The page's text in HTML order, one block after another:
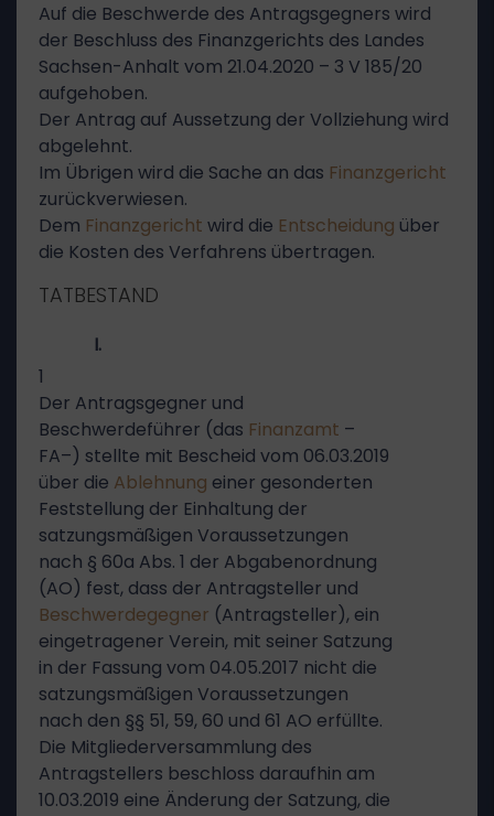
Auf die Beschwerde des Antragsgegners wird
der Beschluss des Finanzgerichts des Landes
Sachsen-Anhalt vom 21.04.2020 – 3 V 185/20
aufgehoben.
Der Antrag auf Aussetzung der Vollziehung wird
abgelehnt.
Im Übrigen wird die Sache an das Finanzgericht
zurückverwiesen.
Dem Finanzgericht wird die Entscheidung über
die Kosten des Verfahrens übertragen.
TATBESTAND
I.
1
Der Antragsgegner und
Beschwerdeführer (das Finanzamt –
FA–) stellte mit Bescheid vom 06.03.2019
über die Ablehnung einer gesonderten
Feststellung der Einhaltung der
satzungsmäßigen Voraussetzungen
nach § 60a Abs. 1 der Abgabenordnung
(AO) fest, dass der Antragsteller und
Beschwerdegegner (Antragsteller), ein
eingetragener Verein, mit seiner Satzung
in der Fassung vom 04.05.2017 nicht die
satzungsmäßigen Voraussetzungen
nach den §§ 51, 59, 60 und 61 AO erfüllte.
Die Mitgliederversammlung des
Antragstellers beschloss daraufhin am
10.03.2019 eine Änderung der Satzung, die